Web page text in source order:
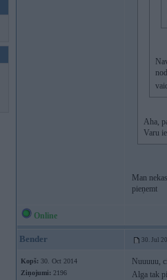
Aha,
Varu
Man
pieņemt
Online
Bender 30. Jul
Kopš: 30. Oct 2014
Ziņojumi: 2196
Nuuuuu,
Alga tak